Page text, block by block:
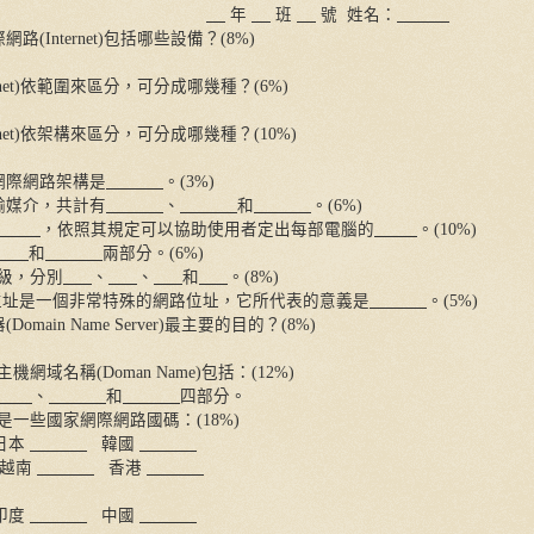
年 班 號 姓名：
網路(Internet)包括哪些設備？ (8%)
依範圍來區分，可分成哪幾種？ (6%)
依架構來區分，可分成哪幾種？ (10%)
際網路架構是 。 (3%)
媒介，共計有
、 和 。 (6%)
，依照其規定可以協助使用者定出每部電腦的
。 (10%)
和
兩部分。 (6%)
，分別
、 、 和 。 (8%)
是一個非常特殊的網路位址，它所代表的意義是
。 (5%)
(Domain Name Server)最主要的目的？ (8%)
機網域名稱(Doman Name)包括： (12%)
、
和
四部分。
一些國家網際網路國碼： (18%)
本
韓國
越南
香港
度 中國